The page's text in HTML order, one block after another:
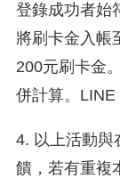
登錄成功者始
將刷卡金入帳
200元刷卡金
併計算。LINE
4. 以上活動與
饋，若有重複